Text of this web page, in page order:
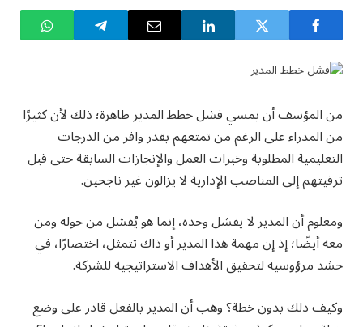
من المؤسف أن يمسي فشل خطط المدير ظاهرة؛ ذلك لأن كثيرًا
من المدراء على الرغم من تمتعهم بقدر وافر من الدرجات
التعليمية المطلوبة وخبرات العمل والإنجازات السابقة حتى قبل
ترقيتهم إلى المناصب الإدارية لا يزالون غير ناجحين.
ومعلوم أن المدير لا يفشل وحده، إنما هو يُفشل من حوله ومن
معه أيضًا؛ إذ إن مهمة هذا المدير أو ذاك تتمثل، اختصارًا، في
حشد مرؤوسيه لتحقيق الأهداف الاستراتيجية للشركة.
وكيف ذلك بدون خطة؟ وهب أن المدير بالفعل قادر على وضع